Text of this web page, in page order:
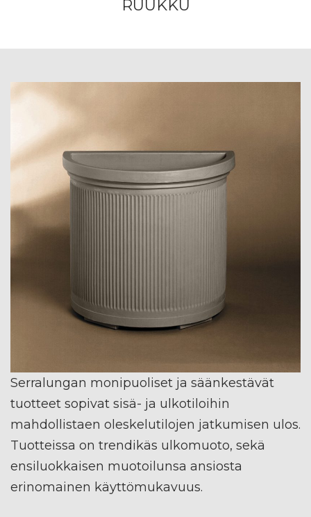
RUUKKU
Serralungan monipuoliset ja säänkestävät
tuotteet sopivat sisä- ja ulkotiloihin
mahdollistaen oleskelutilojen jatkumisen ulos.
Tuotteissa on trendikäs ulkomuoto, sekä
ensiluokkaisen muotoilunsa ansiosta
erinomainen käyttömukavuus.